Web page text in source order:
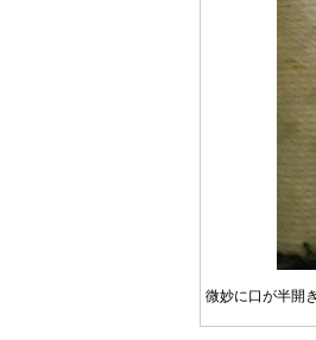
微妙に口が半開